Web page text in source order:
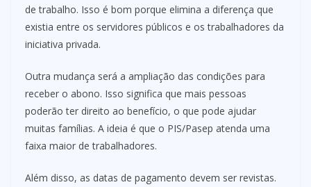
de trabalho. Isso é bom porque elimina a diferença que
existia entre os servidores públicos e os trabalhadores da
iniciativa privada.
Outra mudança será a ampliação das condições para
receber o abono. Isso significa que mais pessoas
poderão ter direito ao benefício, o que pode ajudar
muitas famílias. A ideia é que o PIS/Pasep atenda uma
faixa maior de trabalhadores.
Além disso, as datas de pagamento devem ser revistas.